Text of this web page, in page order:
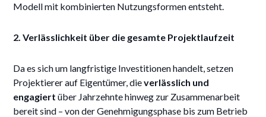
Modell mit kombinierten Nutzungsformen entsteht.
2. Verlässlichkeit über die gesamte Projektlaufzeit
Da es sich um langfristige Investitionen handelt, setzen
Projektierer auf Eigentümer, dieverlässlich und
engagiert über Jahrzehnte hinweg zur Zusammenarbeit
bereit sind – von der Genehmigungsphase bis zum Betrieb